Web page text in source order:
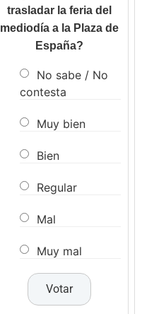
trasladar la feria del
mediodía a la Plaza de
España?
No sabe / No
contesta
Muy bien
Bien
Regular
Mal
Muy mal